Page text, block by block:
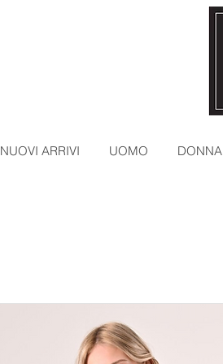
NUOVI ARRIVI UOMO DONNA